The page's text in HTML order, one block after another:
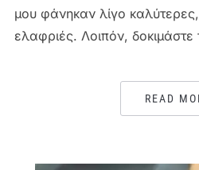
μου φάνηκαν λίγο
ελαφριές. Λοιπόν,
READ